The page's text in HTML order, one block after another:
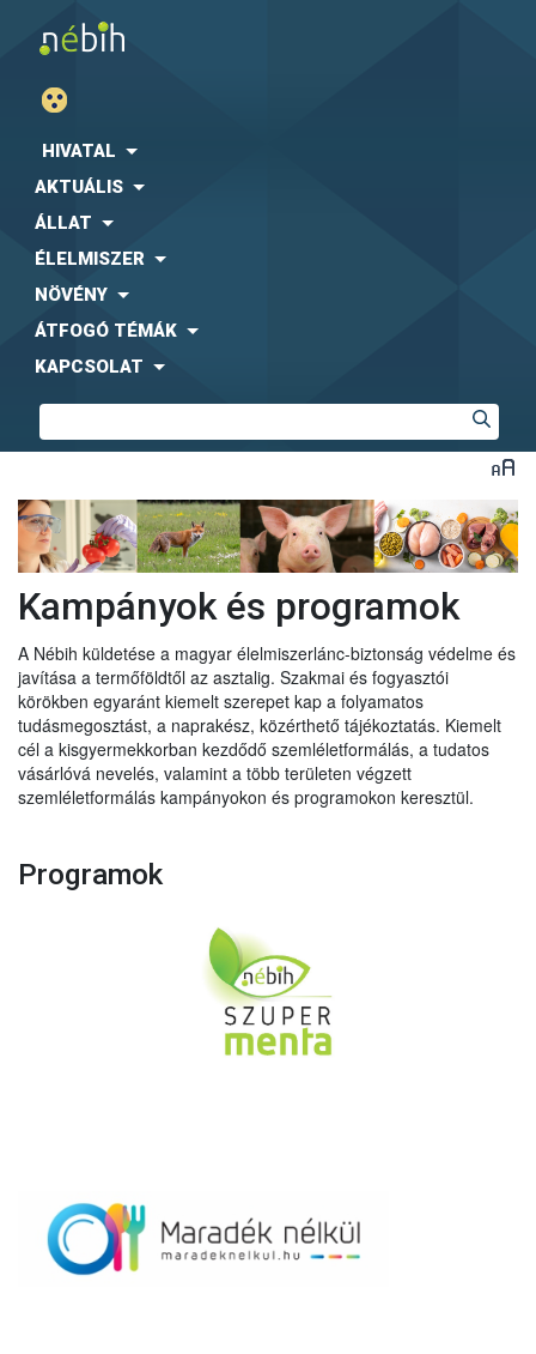
HIVATAL
AKTUÁLIS
ÁLLAT
ÉLELMISZER
NÖVÉNY
ÁTFOGÓ TÉMÁK
KAPCSOLAT
Kampányok és programok
A Nébih küldetése a magyar élelmiszerlánc-biztonság védelme és
javítása a termőföldtől az asztalig. Szakmai és fogyasztói
körökben egyaránt kiemelt szerepet kap a folyamatos
tudásmegosztást, a naprakész, közérthető tájékoztatás. Kiemelt
cél a kisgyermekkorban kezdődő szemléletformálás, a tudatos
vásárlóvá nevelés, valamint a több területen végzett
szemléletformálás kampányokon és programokon keresztül.
Programok